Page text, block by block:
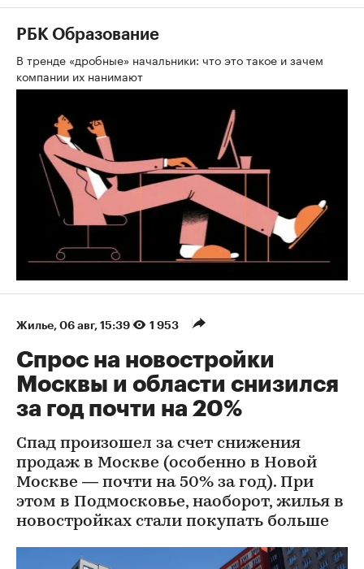
РБК Образование
В тренде «дробные» начальники: что это такое и зачем
компании их нанимают
Жилье 06 авг, 15:39 1 953
Спрос на новостройки
Москвы и области снизился
за год почти на 20%
Спад произошел за счет снижения
продаж в Москве (особенно в Новой
Москве — почти на 50% за год). При
этом в Подмосковье, наоборот, жилья в
новостройках стали покупать больше